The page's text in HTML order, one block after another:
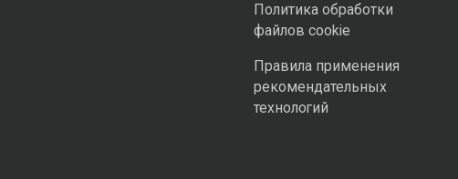
Политика обработки
файлов cookie
Правила применения
рекомендательных
технологий